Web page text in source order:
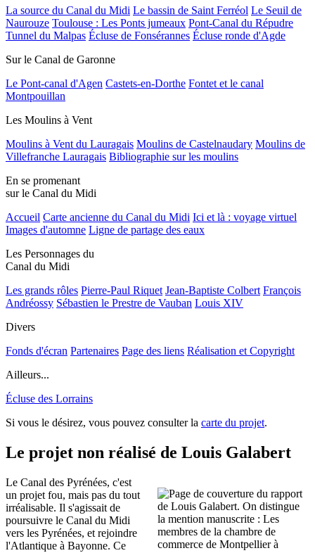
La source du Canal du Midi Le bassin de Saint Ferréol Le Seuil de
Naurouze Toulouse : Les Ponts jumeaux Pont-Canal du Répudre
Tunnel du Malpas Écluse de Fonsérannes Écluse ronde d'Agde
Sur le Canal de Garonne
Le Pont-canal d'Agen Castets-en-Dorthe Fontet et le canal
Montpouillan
Les Moulins à Vent
Moulins à Vent du Lauragais Moulins de Castelnaudary Moulins de
Villefranche Lauragais Bibliographie sur les moulins
En se promenant
sur le Canal du Midi
Accueil Carte ancienne du Canal du Midi Ici et là : voyage virtuel
Images d'automne Ligne de partage des eaux
Les Personnages du
Canal du Midi
Les grands rôles Pierre-Paul Riquet Jean-Baptiste Colbert François
Andréossy Sébastien le Prestre de Vauban Louis XIV
Divers
Fonds d'écran Partenaires Page des liens Réalisation et Copyright
Ailleurs...
Écluse des Lorrains
Si vous le désirez, vous pouvez consulter la carte du projet.
Le projet non réalisé de Louis Galabert
Le Canal des Pyrénées, c'est
un projet fou, mais pas du tout
irréalisable. Il s'agissait de
poursuivre le Canal du Midi
vers les Pyrénées, et rejoindre
l'Atlantique à Bayonne. Ce